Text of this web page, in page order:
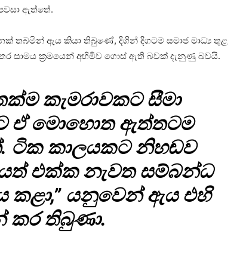
ඇත්තේ.
තබමින් ඇය කියා තිබුණේ, දිගින් දිගටම සමාජ මාධ්‍ය තුළ
සාමය ක්‍රමයෙන් අහිමිව ගොස් ඇති බවක් දැනුණු බවයි.
කැමරාවකට සීමා
ඒ මොහොත ඇත්තටම
ටික කාලයකට නිහඬව
එක්ක නැවත සම්බන්ධ
යනුවෙන් ඇය එහි
කර තිබුණා.